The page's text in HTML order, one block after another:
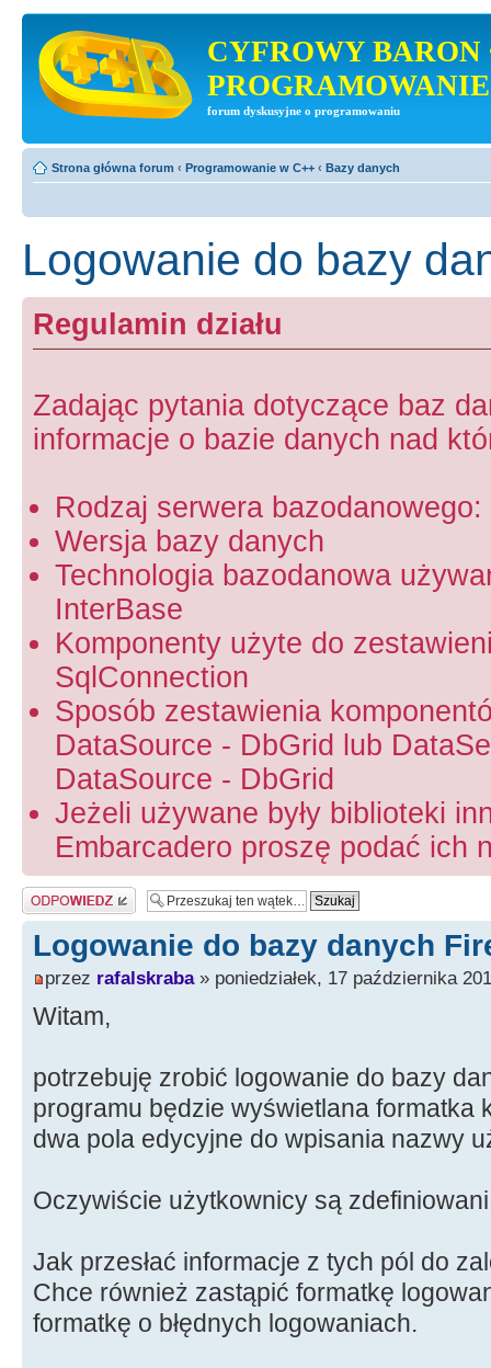
CYFROWY BARON
PROGRAMOWANIE
forum dyskusyjne o programowaniu
Strona główna forum ‹ Programowanie w C++ ‹ Bazy danych
Logowanie do bazy
Regulamin działu
Zadając pytania dotyczące baz
informacje o bazie danych nad
Rodzaj serwera
Wersja bazy danych
Technologia bazodanowa
InterBase
Komponenty użyte do
SqlConnection
Sposób zestawienia
DataSource - DbGrid lub
DataSource - DbGrid
Jeżeli używane były biblioteki
Embarcadero proszę podać ich
Odpowiedz
Logowanie do bazy danych
przez rafalskraba» poniedziałek, 17 października
Witam,
potrzebuję zrobić logowanie do bazy
programu będzie wyświetlana formatka
dwa pola edycyjne do wpisania nazwy
Oczywiście użytkownicy są
Jak przesłać informacje z tych pól do
Chce również zastąpić formatkę
formatkę o błędnych logowaniach.